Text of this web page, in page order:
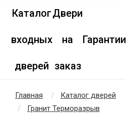
Каталог
входных
дверей
Двери
на
заказ
Гарантии
Главная
Каталог дверей
Гранит Терморазрыв